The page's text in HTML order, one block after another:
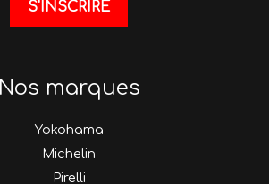
Nos marques
Yokohama
Michelin
Pirelli